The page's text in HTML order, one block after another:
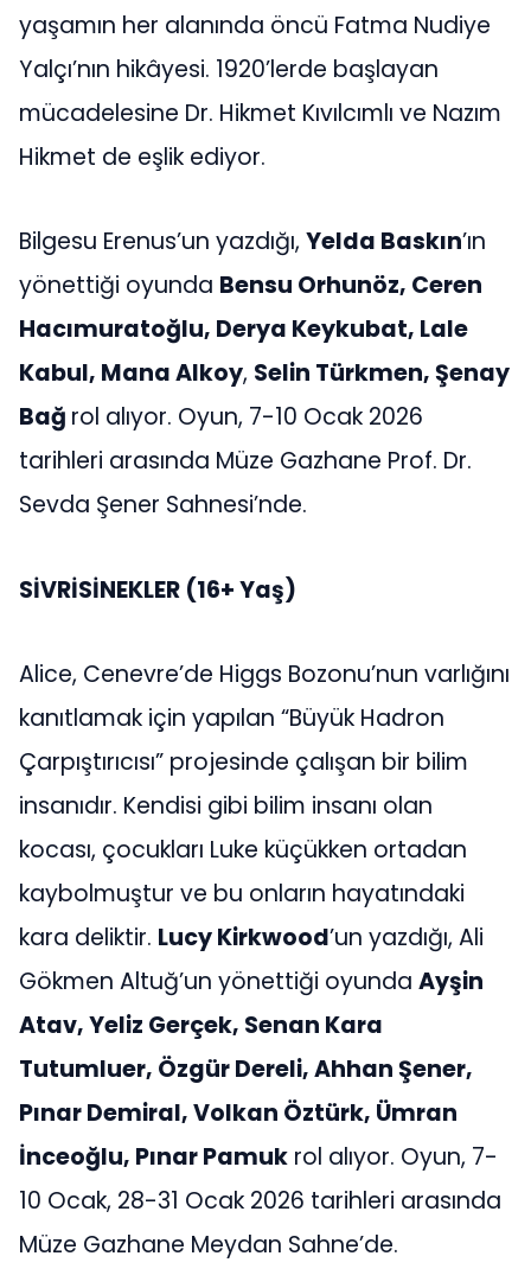
yaşamın her alanında öncü Fatma Nudiye
Yalçı’nın hikâyesi. 1920’lerde başlayan
mücadelesine Dr. Hikmet Kıvılcımlı ve Nazım
Hikmet de eşlik ediyor.
Bilgesu Erenus’un yazdığı, Yelda Baskın’ın
yönettiği oyunda Bensu Orhunöz, Ceren
Hacımuratoğlu, Derya Keykubat, Lale
Kabul, Mana Alkoy, Selin Türkmen, Şenay
Bağ rol alıyor. Oyun, 7-10 Ocak 2026
tarihleri arasında Müze Gazhane Prof. Dr.
Sevda Şener Sahnesi’nde.
SİVRİSİNEKLER (16+ Yaş)
Alice, Cenevre’de Higgs Bozonu’nun varlığını
kanıtlamak için yapılan “Büyük Hadron
Çarpıştırıcısı” projesinde çalışan bir bilim
insanıdır. Kendisi gibi bilim insanı olan
kocası, çocukları Luke küçükken ortadan
kaybolmuştur ve bu onların hayatındaki
kara deliktir. Lucy Kirkwood’un yazdığı, Ali
Gökmen Altuğ’un yönettiği oyunda Ayşin
Atav, Yeliz Gerçek, Senan Kara
Tutumluer, Özgür Dereli, Ahhan Şener,
Pınar Demiral, Volkan Öztürk, Ümran
İnceoğlu, Pınar Pamuk rol alıyor. Oyun, 7-
10 Ocak, 28-31 Ocak 2026 tarihleri arasında
Müze Gazhane Meydan Sahne’de.